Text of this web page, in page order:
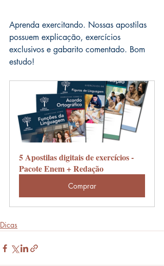
Aprenda exercitando. Nossas apostilas
possuem explicação, exercícios
exclusivos e gabarito comentado. Bom
estudo!
5 Apostilas digitais de exercícios -
Pacote Enem + Redação
Comprar
Dicas